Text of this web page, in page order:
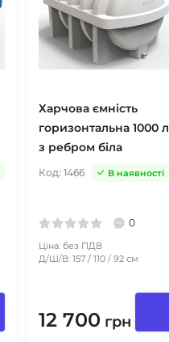
Харчова ємність
горизонтальна 1000 л
з ребром біла
Код: 1466 В наявності
0
Ціна: без ПДВ
Д/Ш/В: 157 / 110 / 92 см
12 700 грн